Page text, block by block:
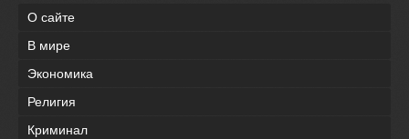
О сайте
В мире
Экономика
Религия
Криминал